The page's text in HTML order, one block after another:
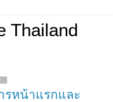
Thailand
รหน้าแรกและ